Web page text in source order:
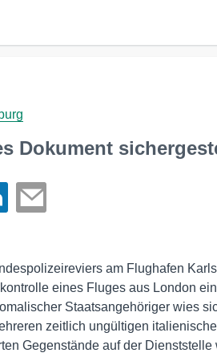
Dokument
am Flughafen
eines Fluges aus London
Staatsangehöriger wies
zeitlich ungültigen
Gegenstände auf der